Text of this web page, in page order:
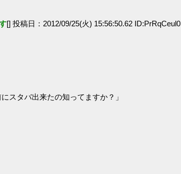
[] 投稿日：2012/09/25(火) 15:56:50.62 ID:PrRqCeul0
スタバ出来たの知ってますか？」